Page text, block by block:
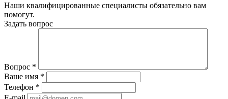
Наши квалифицированные специалисты обязательно вам
помогут.
Задать вопрос
Вопрос *
Ваше имя *
Телефон *